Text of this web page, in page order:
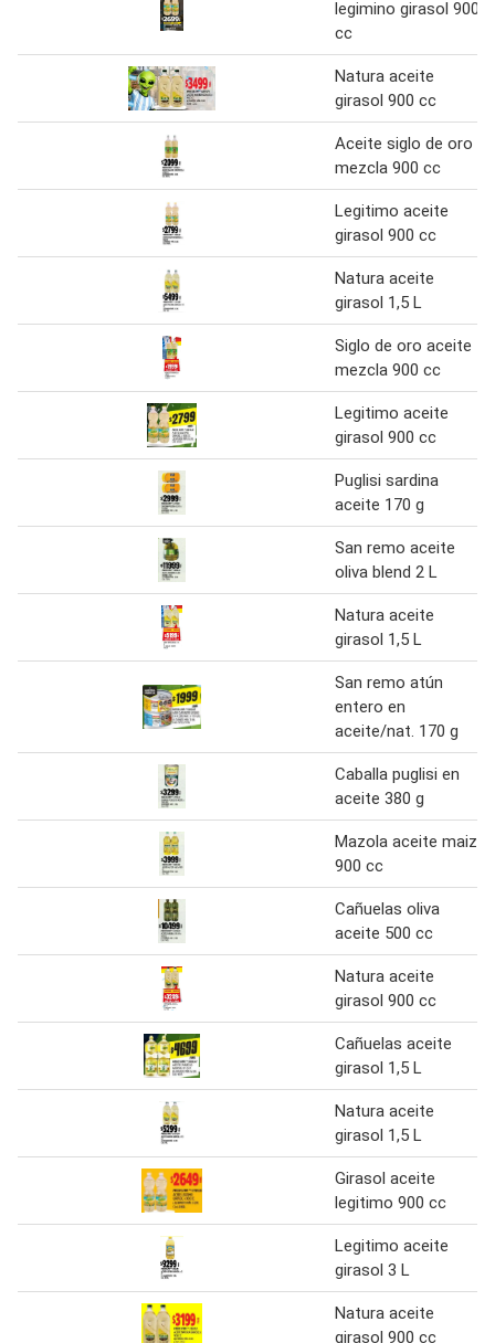
legimino girasol 900
cc
Natura aceite
girasol 900 cc
Aceite siglo de oro
mezcla 900 cc
Legitimo aceite
girasol 900 cc
Natura aceite
girasol 1,5 L
Siglo de oro aceite
mezcla 900 cc
Legitimo aceite
girasol 900 cc
Puglisi sardina
aceite 170 g
San remo aceite
oliva blend 2 L
Natura aceite
girasol 1,5 L
San remo atún
entero en
aceite/nat. 170 g
Caballa puglisi en
aceite 380 g
Mazola aceite maiz
900 cc
Cañuelas oliva
aceite 500 cc
Natura aceite
girasol 900 cc
Cañuelas aceite
girasol 1,5 L
Natura aceite
girasol 1,5 L
Girasol aceite
legitimo 900 cc
Legitimo aceite
girasol 3 L
Natura aceite
girasol 900 cc